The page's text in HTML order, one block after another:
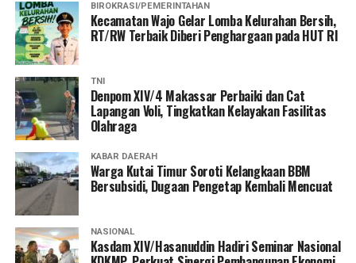
BIROKRASI/PEMERINTAHAN
Kecamatan Wajo Gelar Lomba Kelurahan Bersih,
RT/RW Terbaik Diberi Penghargaan pada HUT RI
TNI
Denpom XIV/4 Makassar Perbaiki dan Cat
Lapangan Voli, Tingkatkan Kelayakan Fasilitas
Olahraga
KABAR DAERAH
Warga Kutai Timur Soroti Kelangkaan BBM
Bersubsidi, Dugaan Pengetap Kembali Mencuat
NASIONAL
Kasdam XIV/Hasanuddin Hadiri Seminar Nasional